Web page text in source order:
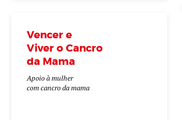
Vencer e
Viver o Cancro
da Mama
Apoio à mulher
com cancro da mama